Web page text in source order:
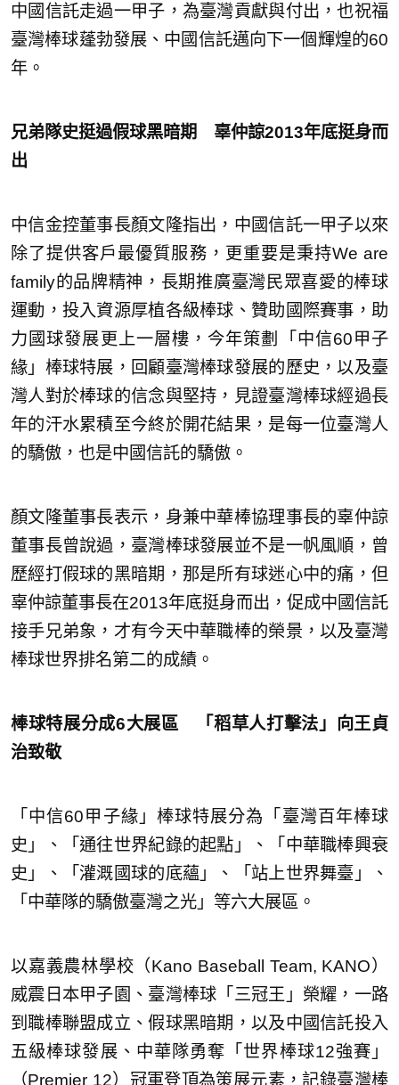
中國信託走過一甲子，為臺灣貢獻與付出，也祝福
臺灣棒球蓬勃發展、中國信託邁向下一個輝煌的60
年。
兄弟隊史挺過假球黑暗期 辜仲諒2013年底挺身而
出
中信金控董事長顏文隆指出，中國信託一甲子以來
除了提供客戶最優質服務，更重要是秉持We are
family的品牌精神，長期推廣臺灣民眾喜愛的棒球
運動，投入資源厚植各級棒球、贊助國際賽事，助
力國球發展更上一層樓，今年策劃「中信60甲子
緣」棒球特展，回顧臺灣棒球發展的歷史，以及臺
灣人對於棒球的信念與堅持，見證臺灣棒球經過長
年的汗水累積至今終於開花結果，是每一位臺灣人
的驕傲，也是中國信託的驕傲。
顏文隆董事長表示，身兼中華棒協理事長的辜仲諒
董事長曾說過，臺灣棒球發展並不是一帆風順，曾
歷經打假球的黑暗期，那是所有球迷心中的痛，但
辜仲諒董事長在2013年底挺身而出，促成中國信託
接手兄弟象，才有今天中華職棒的榮景，以及臺灣
棒球世界排名第二的成績。
棒球特展分成6大展區 「稻草人打擊法」向王貞
治致敬
「中信60甲子緣」棒球特展分為「臺灣百年棒球
史」、「通往世界紀錄的起點」、「中華職棒興衰
史」、「灌溉國球的底蘊」、「站上世界舞臺」、
「中華隊的驕傲臺灣之光」等六大展區。
以嘉義農林學校（Kano Baseball Team, KANO）
威震日本甲子園、臺灣棒球「三冠王」榮耀，一路
到職棒聯盟成立、假球黑暗期，以及中國信託投入
五級棒球發展、中華隊勇奪「世界棒球12強賽」
（Premier 12）冠軍登頂為策展元素，記錄臺灣棒